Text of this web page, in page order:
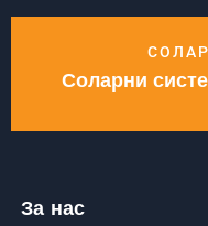
Соларни
За нас